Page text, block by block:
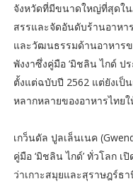
จังหวัดที่มีขนาดใหญ่ที่สุดใ
สรรและจัดอันดับร้านอาหา
และวัฒนธรรมด้านอาหารข
พังงาซึ่งคู่มือ ‘มิชลิน ไกด์ ป
ตั้งแต่ฉบับปี 2562 แต่ยังเ
หลากหลายของอาหารไทย
เกว็นดัล ปูลเล็นเนค
คู่มือ ‘มิชลิน ไกด์’ ทั่วโลก เ
ว่าเกาะสมุยและสุราษฎร์ธ